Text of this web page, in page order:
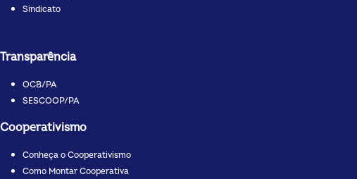
Sindicato
Transparência
OCB/PA
SESCOOP/PA
Cooperativismo
Conheça o Cooperativismo
Como Montar Cooperativa